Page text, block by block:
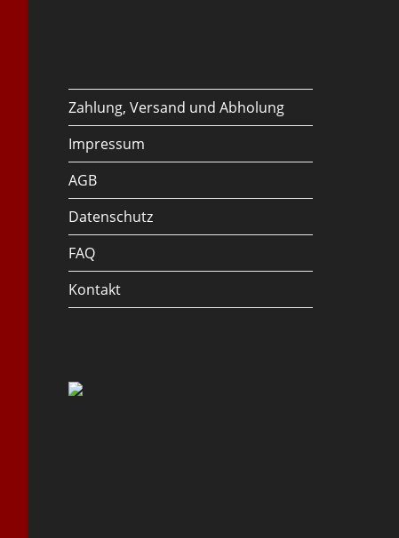
Zahlung, Versand und Abholung
Impressum
AGB
Datenschutz
FAQ
Kontakt